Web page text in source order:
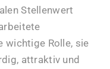
Stellenwert
wichtige Rolle, sie
attraktiv und